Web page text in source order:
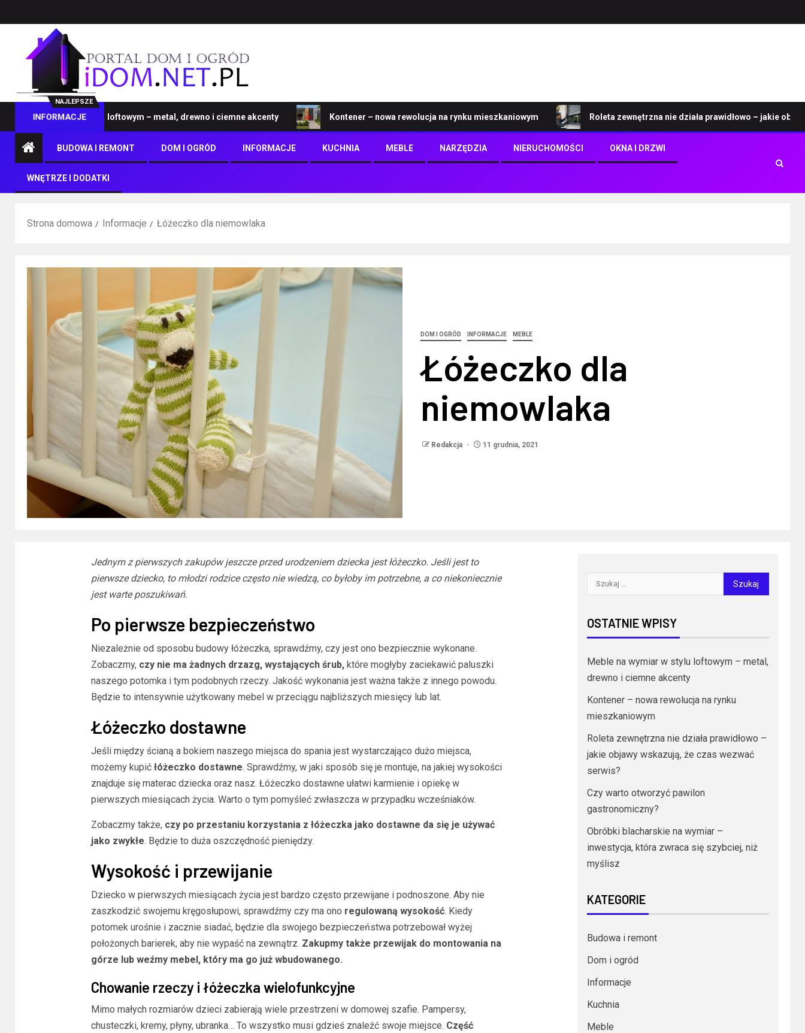
NAJLEPSZE
INFORMACJE
wymiar w stylu loftowym – metal, drewno i ciemne akcenty Kontener – nowa rewolucja na rynku mieszkaniowym Roleta zewnętrzna nie działa prawidłowo – jakie objawy
BUDOWA I REMONT DOM I OGRÓD INFORMACJE KUCHNIA MEBLE NARZĘDZIA NIERUCHOMOŚCI OKNA I DRZWI
WNĘTRZE I DODATKI
Strona domowa Informacje Łóżeczko dla niemowlaka
DOM I OGRÓD INFORMACJE MEBLE
Łóżeczko dla
niemowlaka
Redakcja 11 grudnia, 2021
Jednym z pierwszych zakupów jeszcze przed urodzeniem dziecka jest łóżeczko. Jeśli jest to
pierwsze dziecko, to młodzi rodzice często nie wiedzą, co byłoby im potrzebne, a co niekoniecznie
jest warte poszukiwań.
Po pierwsze bezpieczeństwo
Niezależnie od sposobu budowy łóżeczka, sprawdźmy, czy jest ono bezpiecznie wykonane.
Zobaczmy, czy nie ma żadnych drzazg, wystających śrub,które mogłyby zaciekawić paluszki
naszego potomka i tym podobnych rzeczy. Jakość wykonania jest ważna także z innego powodu.
Będzie to intensywnie użytkowany mebel w przeciągu najbliższych miesięcy lub lat.
Łóżeczko dostawne
Jeśli między ścianą a bokiem naszego miejsca do spania jest wystarczająco dużo miejsca,
możemy kupić łóżeczko dostawne. Sprawdźmy, w jaki sposób się je montuje, na jakiej wysokości
znajduje się materac dziecka oraz nasz. Łóżeczko dostawne ułatwi karmienie i opiekę w
pierwszych miesiącach życia. Warto o tym pomyśleć zwłaszcza w przypadku wcześniaków.
Zobaczmy także, czy po przestaniu korzystania z łóżeczka jako dostawne da się je używać
jako zwykłe. Będzie to duża oszczędność pieniędzy.
Wysokość i przewijanie
Dziecko w pierwszych miesiącach życia jest bardzo często przewijane i podnoszone. Aby nie
zaszkodzić swojemu kręgosłupowi, sprawdźmy czy ma ono regulowaną wysokość. Kiedy
potomek urośnie i zacznie siadać, będzie dla swojego bezpieczeństwa potrzebował wyżej
położonych barierek, aby nie wypaść na zewnątrz. Zakupmy także przewijak do montowania na
górze lub weźmy mebel, który ma go już wbudowanego.
Chowanie rzeczy i łóżeczka wielofunkcyjne
Mimo małych rozmiarów dzieci zabierają wiele przestrzeni w domowej szafie. Pampersy,
chusteczki, kremy, płyny, ubranka… To wszystko musi gdzieś znaleźć swoje miejsce. Część
OSTATNIE WPISY
Meble na wymiar w stylu loftowym – metal,
drewno i ciemne akcenty
Kontener – nowa rewolucja na rynku
mieszkaniowym
Roleta zewnętrzna nie działa prawidłowo –
jakie objawy wskazują, że czas wezwać
serwis?
Czy warto otworzyć pawilon
gastronomiczny?
Obróbki blacharskie na wymiar –
inwestycja, która zwraca się szybciej, niż
myślisz
KATEGORIE
Budowa i remont
Dom i ogród
Informacje
Kuchnia
Meble